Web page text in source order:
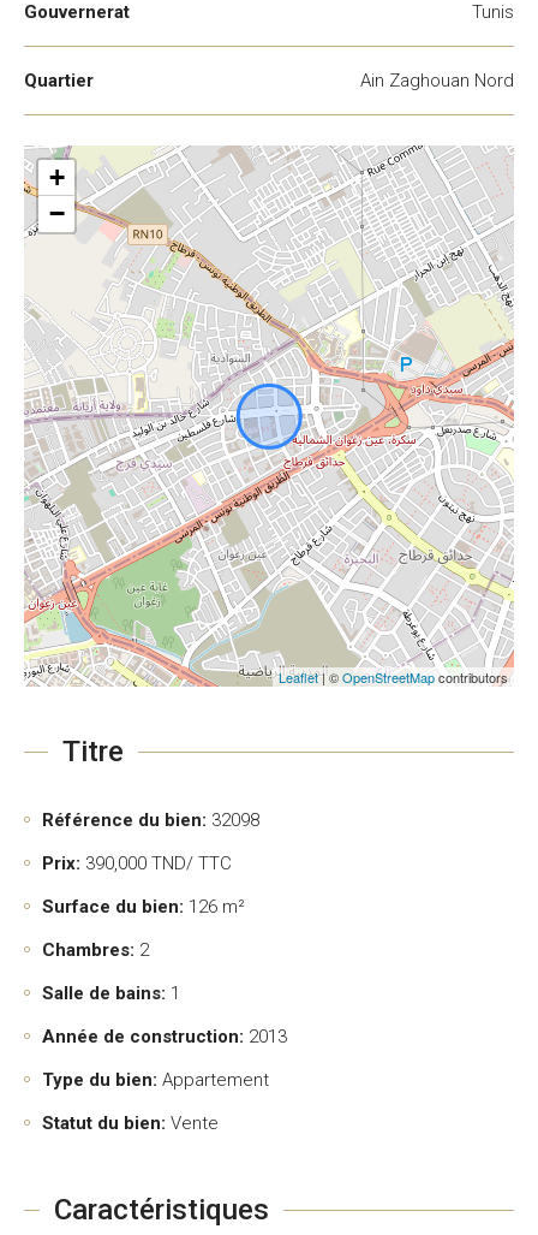
Gouvernerat Tunis
Quartier Ain Zaghouan Nord
+
−
Leaflet| ©OpenStreetMapcontributors
Titre
Référence du bien: 32098
Prix: 390,000 TND/ TTC
Surface du bien: 126 m²
Chambres: 2
Salle de bains: 1
Année de construction: 2013
Type du bien: Appartement
Statut du bien: Vente
Caractéristiques